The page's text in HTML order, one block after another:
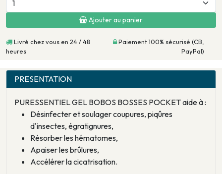
Ajouter au panier
Livré chez vous en 24 / 48
heures
Paiement 100% sécurisé (CB,
PayPal)
PRESENTATION
PURESSENTIEL GEL BOBOS BOSSES POCKET aide à :
Désinfecter et soulager coupures, piqûres
d'insectes, égratignures,
Résorber les hématomes,
Apaiser les brûlures,
Accélérer la cicatrisation.